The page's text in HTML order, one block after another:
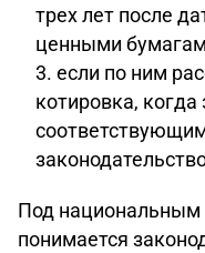
трех лет после
ценными
если по ним
котировка,
Под национальным
понимается